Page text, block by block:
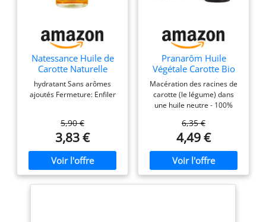
Natessance Huile de
Carotte Naturelle
Tonifiante et
Bronzante, 50 ml, 1
pièce
hydratant Sans arômes
ajoutés Fermeture: Enfiler
5,90 €
3,83 €
Pranarôm Huile
Végétale Carotte Bio
Éclat du Teint 50 ml
Macération des racines de
carotte (le légume) dans
une huile neutre - 100%
naturel, ce Macért vitaminé
pour dorer la peau !
orangée Pénétration
moyenne mais rapide.
Risque de taches
6,35 €
4,49 €